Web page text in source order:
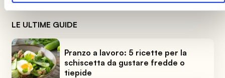
LE ULTIME GUIDE
Pranzo a lavoro: 5 ricette per la
schiscetta da gustare fredde o
tiepide